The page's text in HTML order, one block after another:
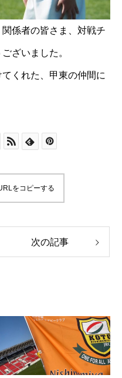
係者の皆さま、対戦チ
ざいました。
くれた、甲東の仲間に
をコピーする
次の記事